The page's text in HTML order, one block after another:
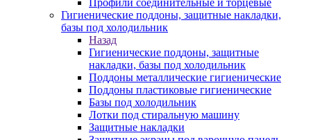
Профили соединительные и торцевые
Гигиенические поддоны, защитные накладки,
базы под холодильник
Назад
Гигиенические поддоны, защитные
накладки, базы под холодильник
Поддоны металлические гигиенические
Поддоны пластиковые гигиенические
Базы под холодильник
Лотки под стиральную машину
Защитные накладки